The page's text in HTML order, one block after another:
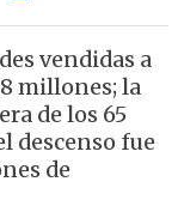
vendidas a
millones; la
de los 65
descenso fue
de